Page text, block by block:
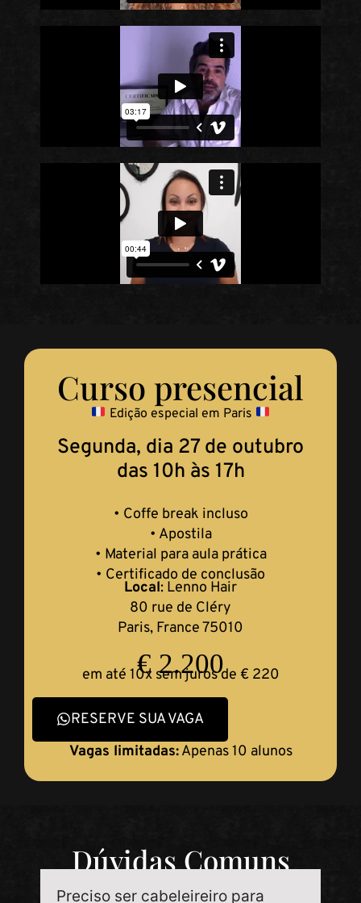
Curso presencial
Edição especial em Paris
Segunda, dia 27 de outubro
das 10h às 17h
• Coffe break incluso
• Apostila
• Material para aula prática
• Certificado de conclusão
Local: Lenno Hair
80 rue de Cléry
Paris, France 75010
€ 2.200
em até 10x sem juros de € 220
RESERVE SUA VAGA
Vagas limitadas:Apenas 10 alunos
Dúvidas Comuns
Preciso ser cabeleireiro para